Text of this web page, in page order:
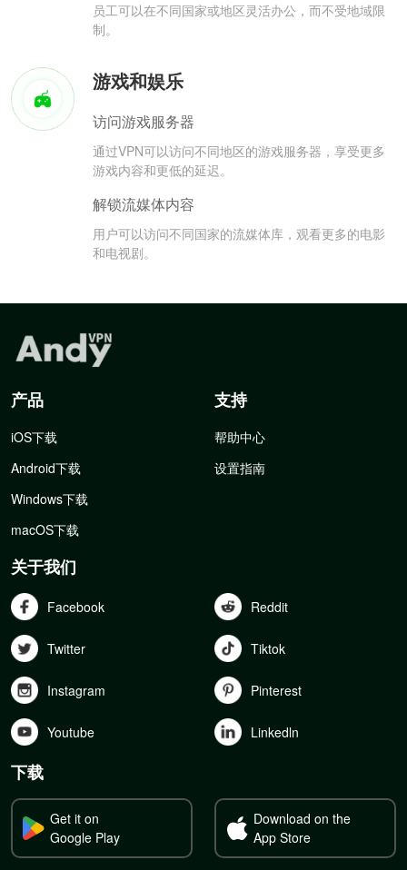
员工可以在不同国家或地区灵活办公，而不受地域限
制。
游戏和娱乐
访问游戏服务器
通过VPN可以访问不同地区的游戏服务器，享受更多
游戏内容和更低的延迟。
解锁流媒体内容
用户可以访问不同国家的流媒体库，观看更多的电影
和电视剧。
产品
iOS下载
Android下载
Windows下载
macOS下载
支持
帮助中心
设置指南
关于我们
Facebook Reddit
Twitter Tiktok
Instagram Pinterest
Youtube Linkedln
下载
Get it on
Google Play
Download on the
App Store